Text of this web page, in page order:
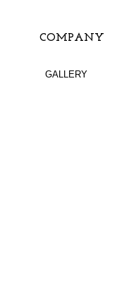
COMPANY
GALLERY